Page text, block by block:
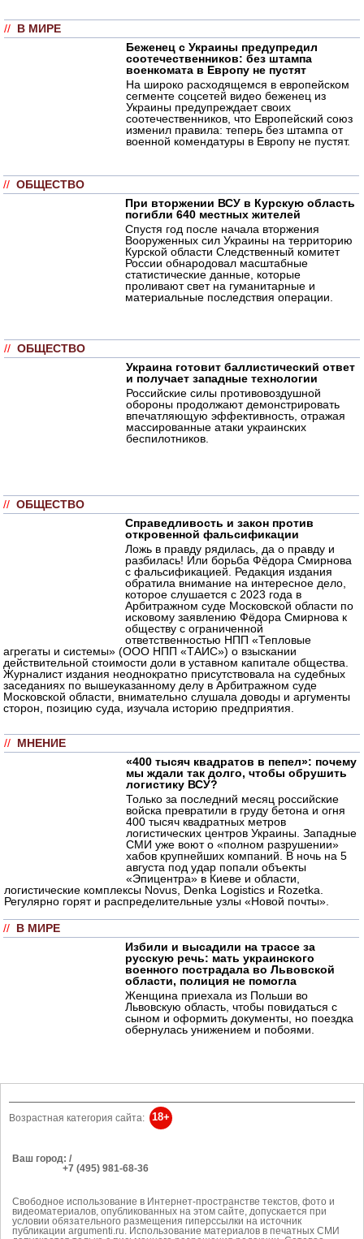
// В МИРЕ
Беженец с Украины предупредил
соотечественников: без штампа
военкомата в Европу не пустят
На широко расходящемся в европейском
сегменте соцсетей видео беженец из
Украины предупреждает своих
соотечественников, что Европейский союз
изменил правила: теперь без штампа от
военной комендатуры в Европу не пустят.
// ОБЩЕСТВО
При вторжении ВСУ в Курскую область
погибли 640 местных жителей
Спустя год после начала вторжения
Вооруженных сил Украины на территорию
Курской области Следственный комитет
России обнародовал масштабные
статистические данные, которые
проливают свет на гуманитарные и
материальные последствия операции.
// ОБЩЕСТВО
Украина готовит баллистический ответ
и получает западные технологии
Российские силы противовоздушной
обороны продолжают демонстрировать
впечатляющую эффективность, отражая
массированные атаки украинских
беспилотников.
// ОБЩЕСТВО
Справедливость и закон против
откровенной фальсификации
Ложь в правду рядилась, да о правду и
разбилась! Или борьба Фёдора Смирнова
с фальсификацией. Редакция издания
обратила внимание на интересное дело,
которое слушается с 2023 года в
Арбитражном суде Московской области по
исковому заявлению Фёдора Смирнова к
обществу с ограниченной
ответственностью НПП «Тепловые
агрегаты и системы» (ООО НПП «ТАИС») о взыскании
действительной стоимости доли в уставном капитале общества.
Журналист издания неоднократно присутствовала на судебных
заседаниях по вышеуказанному делу в Арбитражном суде
Московской области, внимательно слушала доводы и аргументы
сторон, позицию суда, изучала историю предприятия.
// МНЕНИЕ
«400 тысяч квадратов в пепел»: почему
мы ждали так долго, чтобы обрушить
логистику ВСУ?
Только за последний месяц российские
войска превратили в груду бетона и огня
400 тысяч квадратных метров
логистических центров Украины. Западные
СМИ уже воют о «полном разрушении»
хабов крупнейших компаний. В ночь на 5
августа под удар попали объекты
«Эпицентра» в Киеве и области,
логистические комплексы Novus, Denka Logistics и Rozetka.
Регулярно горят и распределительные узлы «Новой почты».
// В МИРЕ
Избили и высадили на трассе за
русскую речь: мать украинского
военного пострадала во Львовской
области, полиция не помогла
Женщина приехала из Польши во
Львовскую область, чтобы повидаться с
сыном и оформить документы, но поездка
обернулась унижением и побоями.
Возрастная категория сайта: 18+
Ваш город: /
+7 (495) 981-68-36
Свободное использование в Интернет-пространстве текстов, фото и
видеоматериалов, опубликованных на этом сайте, допускается при
условии обязательного размещения гиперссылки на источник
публикации argumenti.ru. Использование материалов в печатных СМИ